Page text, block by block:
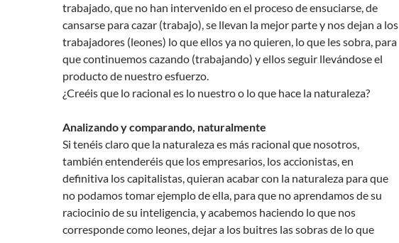
trabajado, que no han intervenido en el proceso de ensuciarse, de
cansarse para cazar (trabajo), se llevan la mejor parte y nos dejan a los
trabajadores (leones) lo que ellos ya no quieren, lo que les sobra, para
que continuemos cazando (trabajando) y ellos seguir llevándose el
producto de nuestro esfuerzo.
¿Creéis que lo racional es lo nuestro o lo que hace la naturaleza?
Analizando y comparando, naturalmente
Si tenéis claro que la naturaleza es más racional que nosotros,
también entenderéis que los empresarios, los accionistas, en
definitiva los capitalistas, quieran acabar con la naturaleza para que
no podamos tomar ejemplo de ella, para que no aprendamos de su
raciocinio de su inteligencia, y acabemos haciendo lo que nos
corresponde como leones, dejar a los buitres las sobras de lo que